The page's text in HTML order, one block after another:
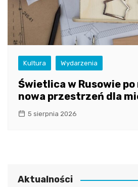
Kultura Wydarzenia
Świetlica w Rusowie po
nowa przestrzeń dla
5 sierpnia 2026
Aktualności